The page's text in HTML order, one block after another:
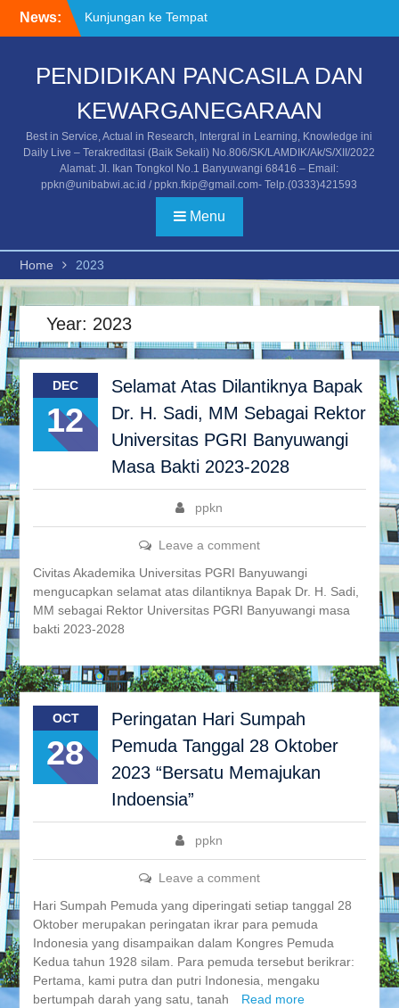
News:
Kunjungan ke Tempat
Asistensi Mengajar/PPL
PGRI Banyuwangi
Stakeholder
Undangan Temu Alumni
dan Stakeholder
PENDIDIKAN PANCASILA DAN
KEWARGANEGARAAN
Best in Service, Actual in Research, Intergral in Learning, Knowledge ini
Daily Live – Terakreditasi (Baik Sekali) No.806/SK/LAMDIK/Ak/S/XII/2022
Alamat: Jl. Ikan Tongkol No.1 Banyuwangi 68416 – Email:
ppkn@unibabwi.ac.id / ppkn.fkip@gmail.com- Telp.(0333)421593
Menu
Home 2023
Year: 2023
DEC
12
Selamat Atas Dilantiknya Bapak
Dr. H. Sadi, MM Sebagai Rektor
Universitas PGRI Banyuwangi
Masa Bakti 2023-2028
ppkn
Leave a comment
Civitas Akademika Universitas PGRI Banyuwangi
mengucapkan selamat atas dilantiknya Bapak Dr. H. Sadi,
MM sebagai Rektor Universitas PGRI Banyuwangi masa
bakti 2023-2028
OCT
28
Peringatan Hari Sumpah
Pemuda Tanggal 28 Oktober
2023 “Bersatu Memajukan
Indoensia”
ppkn
Leave a comment
Hari Sumpah Pemuda yang diperingati setiap tanggal 28
Oktober merupakan peringatan ikrar para pemuda
Indonesia yang disampaikan dalam Kongres Pemuda
Kedua tahun 1928 silam. Para pemuda tersebut berikrar:
Pertama, kami putra dan putri Indonesia, mengaku
bertumpah darah yang satu, tanah
Read more